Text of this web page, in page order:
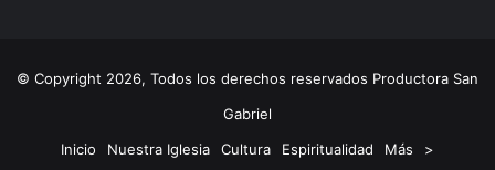
© Copyright 2026, Todos los derechos reservados Productora San
Gabriel
Inicio
Nuestra Iglesia Cultura Espiritualidad Más >